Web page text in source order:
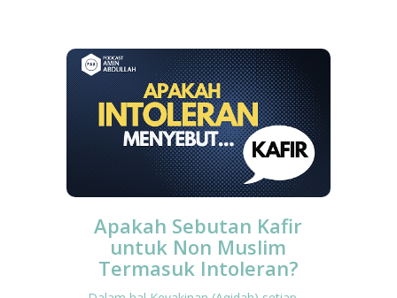
Apakah Sebutan Kafir
untuk Non Muslim
Termasuk Intoleran?